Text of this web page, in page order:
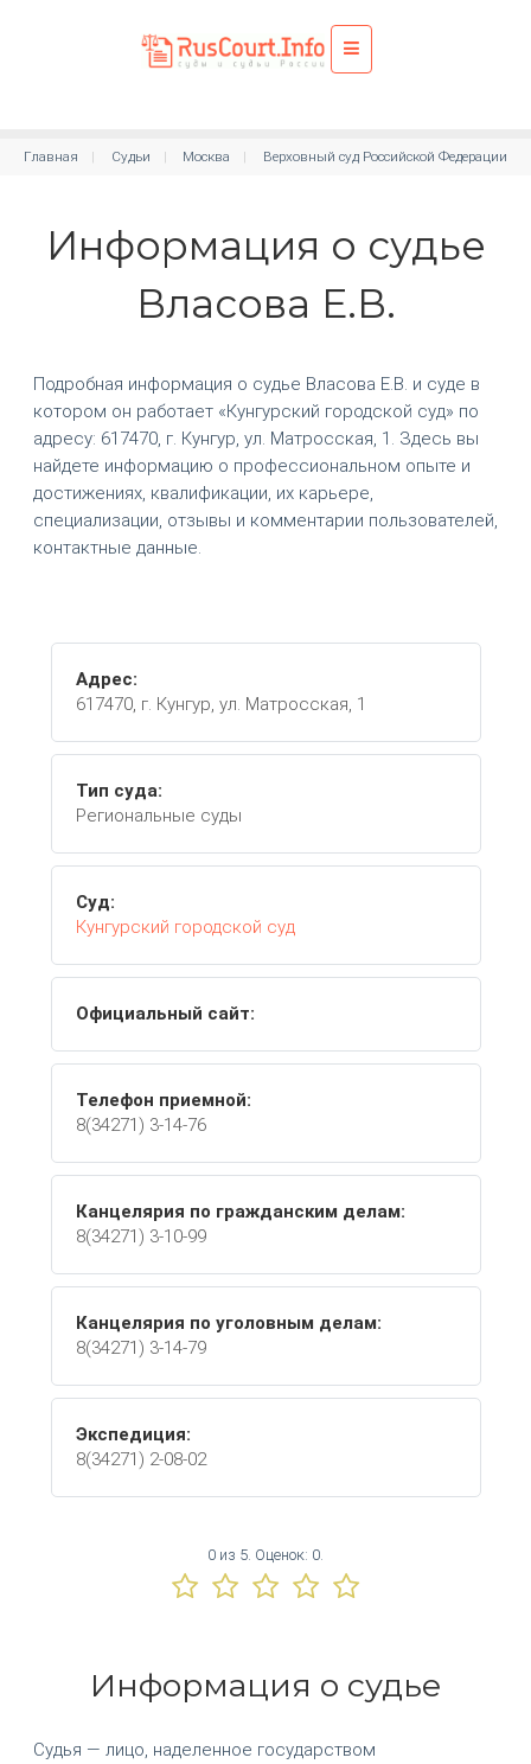
Главная Судьи Москва Верховный суд Российской Федерации
Информация о судье
Власова Е.В.
Подробная информация о судье Власова Е.В. и суде в
котором он работает «Кунгурский городской суд» по
адресу: 617470, г. Кунгур, ул. Матросская, 1. Здесь вы
найдете информацию о профессиональном опыте и
достижениях, квалификации, их карьере,
специализации, отзывы и комментарии пользователей,
контактные данные.
Адрес:
617470, г. Кунгур, ул. Матросская, 1
Тип суда:
Региональные суды
Суд:
Кунгурский городской суд
Официальный сайт:
Телефон приемной:
8(34271) 3-14-76
Канцелярия по гражданским делам:
8(34271) 3-10-99
Канцелярия по уголовным делам:
8(34271) 3-14-79
Экспедиция:
8(34271) 2-08-02
0 из 5. Оценок: 0
Информация о судье
Судья — лицо, наделенное государством